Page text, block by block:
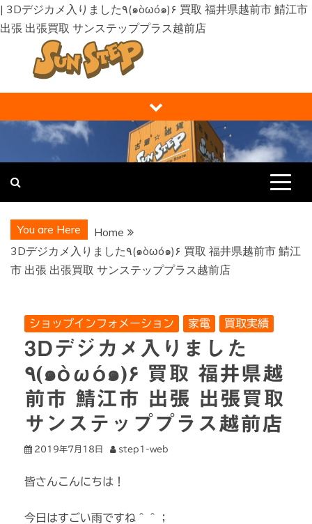
| 3Dデジカメ入りました٩(๑òωó๑)۶ 買取 福井県越前市 鯖江市
出張 出張買取 サンステッププラス越前店
to
content
福井の買取り・販売 サンステップ [
RECYCLE STORE ]
福井の買取販売ならサンステップへ。メンズ・レディース衣
類・ブランド品・バッグ・時計・家具・家電・ホビー・雑
You are Here
Home
3Dデジカメ入りました٩(๑òωó๑)۶ 買取 福井県越前市 鯖江
市 出張 出張買取 サンステッププラス越前店
ショップインフォメーション 家電 買取実績
3Dデジカメ入りました
٩(๑òωó๑)۶ 買取 福井県越
前市 鯖江市 出張 出張買取
サンステッププラス越前店
2019年7月18日 step1-web
皆さんこんにちは！
今日はすごい雨ですね＾＾；